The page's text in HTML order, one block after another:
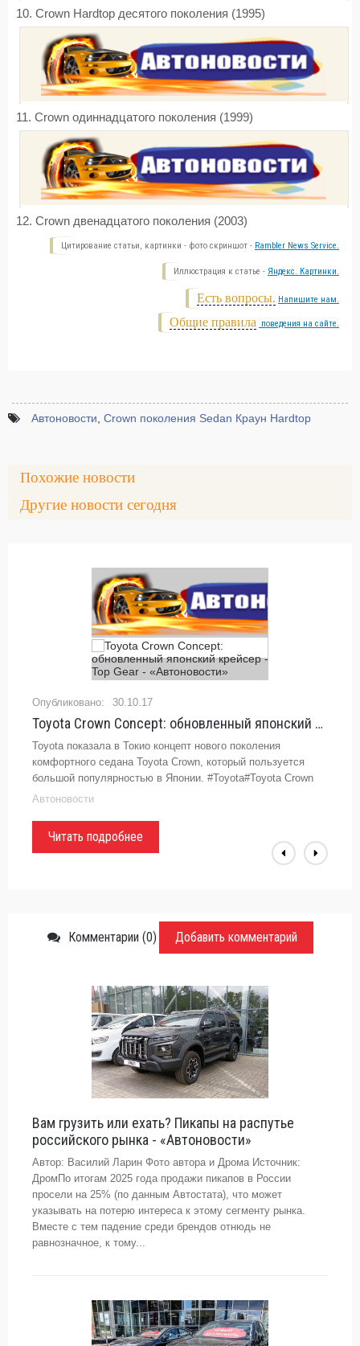
10. Crown Hardtop десятого поколения (1995)
11. Crown одиннадцатого поколения (1999)
12. Crown двенадцатого поколения (2003)
Цитирование статьи, картинки - фото скриншот - Rambler News Service.
Иллюстрация к статье - Яндекс. Картинки.
Есть вопросы. Напишите нам.
Общие правила поведения на сайте.
Автоновости Crown поколения Sedan Краун Hardtop
Похожие новости
Другие новости сегодня
30.10.17
Toyota Crown Concept: обновленный японский крейсер - Top Gear - «Автоновости»
Toyota показала в Токио концепт нового поколения
комфортного седана Toyota Crown, который пользуется
большой популярностью в Японии. #Toyota#Toyota Crown
ConceptКонечно, не совсем правильно называть Toyota
Автоновости
Читать подробнее
Комментарии (0) Добавить комментарий
Вам грузить или ехать? Пикапы на распутье
российского рынка - «Автоновости»
Автор: Василий Ларин Фото автора и Дрома Источник:
ДромПо итогам 2025 года продажи пикапов в России
просели на 25% (по данным Автостата), что может
указывать на потерю интереса к этому сегменту рынка.
Вместе с тем падение среди брендов отнюдь не
равнозначное, к тому...